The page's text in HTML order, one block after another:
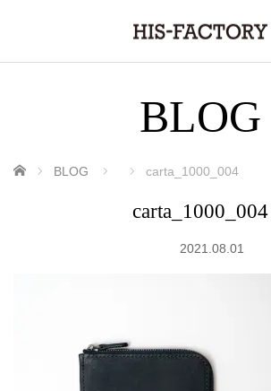
BLOG
ホーム BLOG carta_1000_004
carta_1000_004
2021.08.01